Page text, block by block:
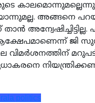
അങ്ങനെ
ജി
വിമര്‍ശനത്തിന്
politics